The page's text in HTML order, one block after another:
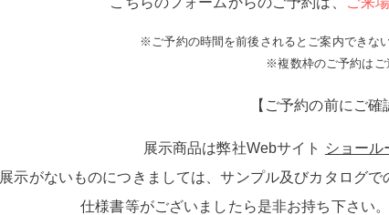
※ご予約の時間を前後されるとご案内できな
※複数枠のご予約はご
【ご予約の前にご確
展示商品は弊社Webサイト ショール
展示がないものにつきましては、サンプル及びカタログ
仕様書等がございましたら是非お持ち下さい